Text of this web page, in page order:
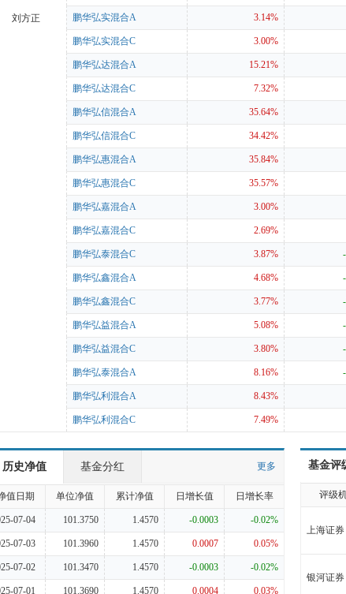
刘方正 鹏华弘实混合A 3.14%
鹏华弘实混合C 3.00%
鹏华弘达混合A 15.21%
鹏华弘达混合C 7.32%
鹏华弘信混合A 35.64%
鹏华弘信混合C 34.42%
鹏华弘惠混合A 35.84%
鹏华弘惠混合C 35.57%
鹏华弘嘉混合A 3.00%
鹏华弘嘉混合C 2.69%
鹏华弘泰混合C 3.87%
鹏华弘鑫混合A 4.68%
鹏华弘鑫混合C 3.77%
鹏华弘益混合A 5.08%
鹏华弘益混合C 3.80%
鹏华弘泰混合A 8.16%
鹏华弘利混合A 8.43%
鹏华弘利混合C 7.49%
历史净值 基金分红 更多
值日期 单位净值 累计净值 日增长值 日增长率
07-04 101.3750 1.4570 -0.0003 -0.02%
07-03 101.3960 1.4570 0.0007 0.05%
07-02 101.3470 1.4570 -0.0003 -0.02%
07-01 101.3690 1.4570 0.0004 0.03%
基金评
评级
上海证券
银河证券